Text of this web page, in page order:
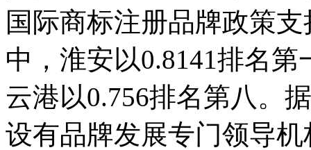
国际商标注册品牌政策
中，淮安以0.8141排名
云港以0.756排名第八。
设有品牌发展专门领导